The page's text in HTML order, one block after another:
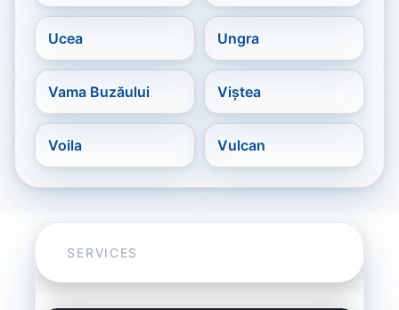
Ucea Ungra
Vama Buzăului Viștea
Voila Vulcan
SERVICES